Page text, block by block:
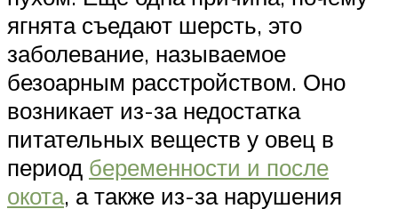
ягнята съедают шерсть, это
заболевание, называемое
безоарным расстройством. Оно
возникает из-за недостатка
питательных веществ у овец в
период беременности и после
окота, а также из-за нарушения